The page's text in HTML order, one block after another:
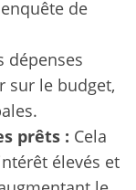
de
dépenses
sur le budget,
prêts : Cela
élevés et